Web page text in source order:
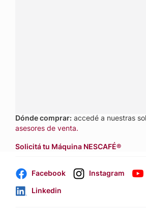
Dónde comprar: accedé a nuestras
asesores de venta.
Solicitá tu Máquina NESCAFÉ®
Facebook Instagram
Linkedin